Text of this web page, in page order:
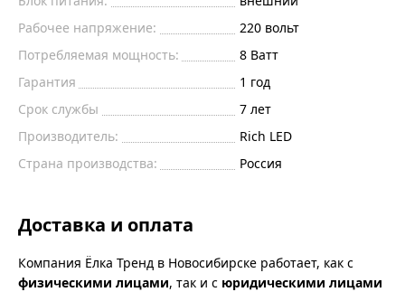
Рабочее напряжение:
220 вольт
Потребляемая мощность:
8 Ватт
Гарантия
1 год
Срок службы
7 лет
Производитель:
Rich LED
Страна производства:
Россия
Доставка и оплата
Компания Ёлка Тренд в Новосибирске работает, как с
физическими лицами, так и с юридическими лицами